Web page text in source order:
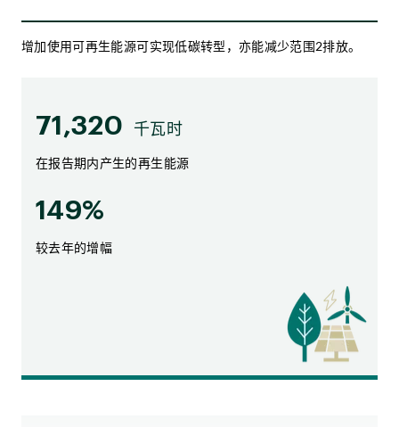
能源消耗强度
以公吨二氧化碳当量／平方米的单位计算
增加使用可再生能源可实现低碳转型，亦能减少范围2排放。
71,320 千瓦时
在报告期内产生的再生能源
149%
较去年的增幅